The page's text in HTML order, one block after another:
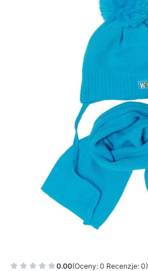
0.00(Oceny: 0 Recenzje: 0)